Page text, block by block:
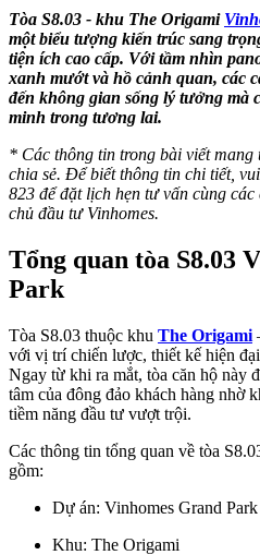
Tòa S8.03 - khu The Origami
một biểu tượng kiến trúc sang
tiện ích cao cấp. Với tầm nhìn
xanh mướt và hồ cảnh quan, các
đến không gian sống lý tưởng mà
minh trong tương lai.
* Các thông tin trong bài viết
chia sẻ. Để biết thông tin chi tiết,
823 để đặt lịch hẹn tư vấn cùng
chủ đầu tư Vinhomes.
Tổng quan tòa S8.03
Park
Tòa S8.03 thuộc khu The Origami
với vị trí chiến lược, thiết kế hiện
Ngay từ khi ra mắt, tòa căn hộ này
tâm của đông đảo khách hàng nhờ
tiềm năng đầu tư vượt trội.
Các thông tin tổng quan về tòa
gồm:
Dự án: Vinhomes Grand Park
Khu: The Origami